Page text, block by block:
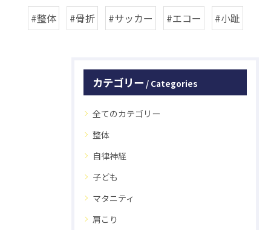
#整体 #骨折 #サッカー #エコー #小趾
カテゴリー Categories
全てのカテゴリー
整体
自律神経
子ども
マタニティ
肩こり